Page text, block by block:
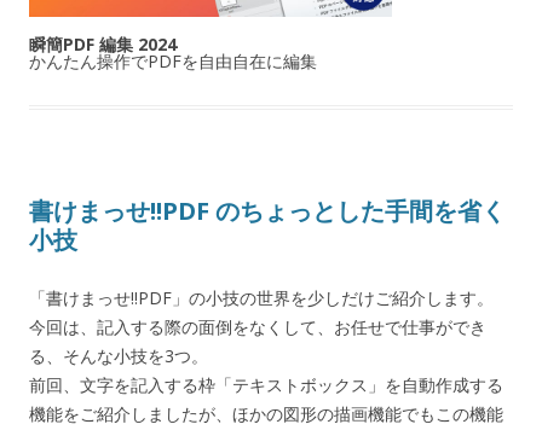
瞬簡PDF 編集 2024
かんたん操作でPDFを自由自在に編集
書けまっせ!!PDF のちょっとした手間を省く
小技
「書けまっせ!!PDF」の小技の世界を少しだけご紹介します。
今回は、記入する際の面倒をなくして、お任せで仕事ができ
る、そんな小技を3つ。
前回、文字を記入する枠「テキストボックス」を自動作成する
機能をご紹介しましたが、ほかの図形の描画機能でもこの機能